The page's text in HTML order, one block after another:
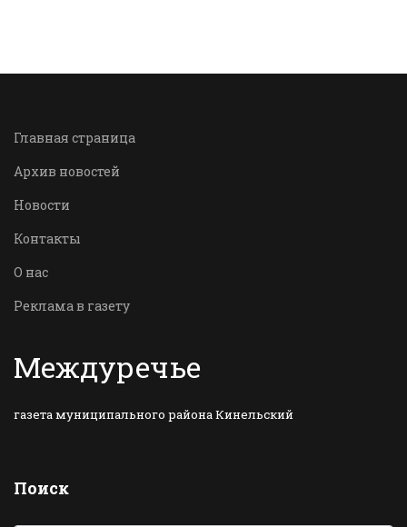
Главная страница
Архив новостей
Новости
Контакты
О нас
Реклама в газету
Междуречье
газета муниципального района Кинельский
Поиск